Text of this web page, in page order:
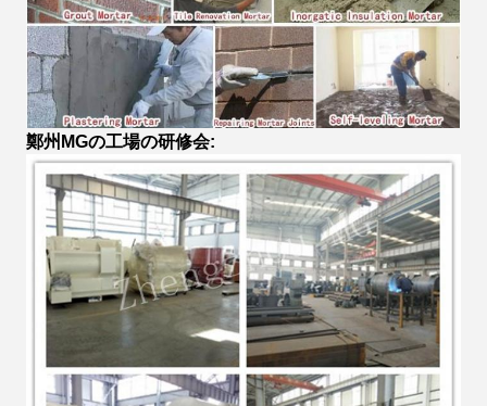
鄭州MGの工場の研修会: